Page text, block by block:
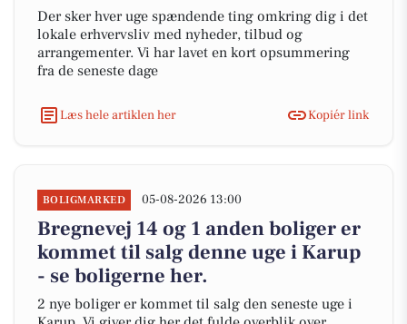
Der sker hver uge spændende ting omkring dig i det
lokale erhvervsliv med nyheder, tilbud og
arrangementer. Vi har lavet en kort opsummering
fra de seneste dage
Læs hele artiklen her Kopiér link
BOLIGMARKED 05-08-2026 13:00
Bregnevej 14 og 1 anden boliger er
kommet til salg denne uge i Karup
- se boligerne her.
2 nye boliger er kommet til salg den seneste uge i